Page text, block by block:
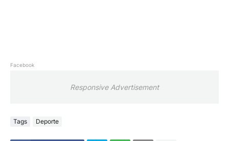
Facebook
Responsive Advertisement
Tags Deporte